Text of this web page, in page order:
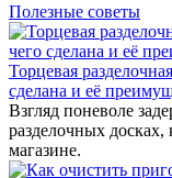
Полезные советы
Торцевая
сделана и её
Взгляд поневоле
разделочных
магазине.